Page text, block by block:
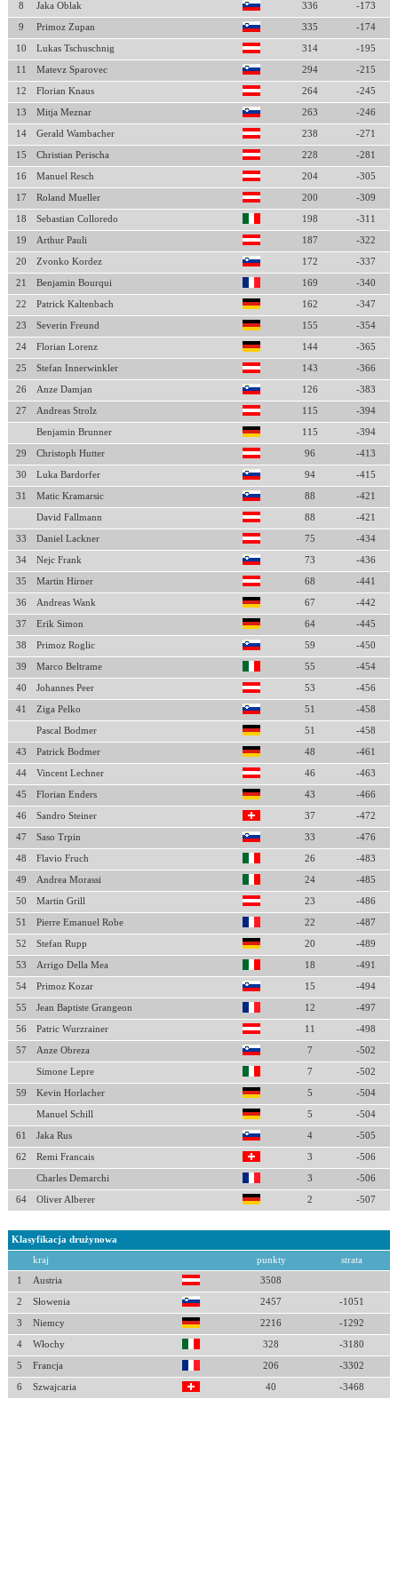
8 Jaka Oblak 336 -173
9 Primoz Zupan 335 -174
10 Lukas Tschuschnig 314 -195
11 Matevz Sparovec 294 -215
12 Florian Knaus 264 -245
13 Mitja Meznar 263 -246
14 Gerald Wambacher 238 -271
15 Christian Perischa 228 -281
16 Manuel Resch 204 -305
17 Roland Mueller 200 -309
18 Sebastian Colloredo 198 -311
19 Arthur Pauli 187 -322
20 Zvonko Kordez 172 -337
21 Benjamin Bourqui 169 -340
22 Patrick Kaltenbach 162 -347
23 Severin Freund 155 -354
24 Florian Lorenz 144 -365
25 Stefan Innerwinkler 143 -366
26 Anze Damjan 126 -383
27 Andreas Strolz 115 -394
Benjamin Brunner 115 -394
29 Christoph Hutter 96 -413
30 Luka Bardorfer 94 -415
31 Matic Kramarsic 88 -421
David Fallmann 88 -421
33 Daniel Lackner 75 -434
34 Nejc Frank 73 -436
35 Martin Hirner 68 -441
36 Andreas Wank 67 -442
37 Erik Simon 64 -445
38 Primoz Roglic 59 -450
39 Marco Beltrame 55 -454
40 Johannes Peer 53 -456
41 Ziga Pelko 51 -458
Pascal Bodmer 51 -458
43 Patrick Bodmer 48 -461
44 Vincent Lechner 46 -463
45 Florian Enders 43 -466
46 Sandro Steiner 37 -472
47 Saso Trpin 33 -476
48 Flavio Fruch 26 -483
49 Andrea Morassi 24 -485
50 Martin Grill 23 -486
51 Pierre Emanuel Robe 22 -487
52 Stefan Rupp 20 -489
53 Arrigo Della Mea 18 -491
54 Primoz Kozar 15 -494
55 Jean Baptiste Grangeon 12 -497
56 Patric Wurzrainer 11 -498
57 Anze Obreza 7 -502
Simone Lepre 7 -502
59 Kevin Horlacher 5 -504
Manuel Schill 5 -504
61 Jaka Rus 4 -505
62 Remi Francais 3 -506
Charles Demarchi 3 -506
64 Oliver Alberer 2 -507
Klasyfikacja drużynowa
kraj punkty strata
1 Austria 3508
2 Słowenia 2457 -1051
3 Niemcy 2216 -1292
4 Włochy 328 -3180
5 Francja 206 -3302
6 Szwajcaria 40 -3468